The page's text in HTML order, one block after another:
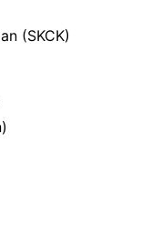
(SKCK)